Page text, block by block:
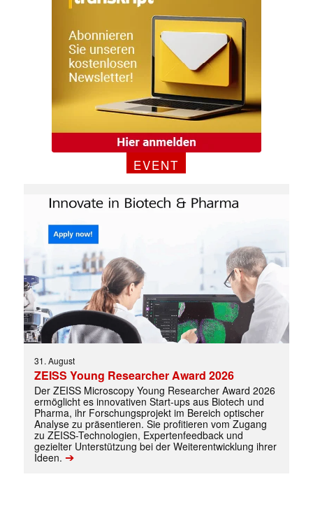
Mit dem |transkript-Newsletter
jede Woche aktuell informiert.
EVENT
31. August
ZEISS Young Researcher Award 2026
Der ZEISS Microscopy Young Researcher Award 2026
ermöglicht es innovativen Start-ups aus Biotech und
Pharma, ihr Forschungsprojekt im Bereich optischer
Analyse zu präsentieren. Sie profitieren vom Zugang
zu ZEISS-Technologien, Expertenfeedback und
gezielter Unterstützung bei der Weiterentwicklung ihrer
Ideen. ➔